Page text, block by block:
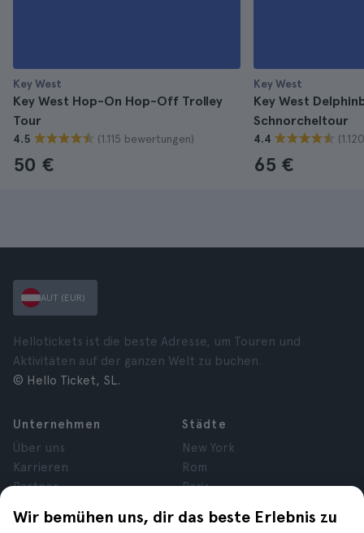
Key West
Key West Hop-On Hop-Off Trolley
Tour
4.5 (1.115 bewertungen)
50 €
Key West
Key West
Schnorcheltour
4.4
65 €
Wir bemühen uns, dir das beste Erlebnis zu
AUT (EUR)
Hellotickets ist die beste Adresse, um Touren und
Aktivitäten auf der ganzen Welt zu buchen.
© Hello Ticket, SL.
Unternehmen
Über uns
Karrieren
Partner
Datenschutz
Städte
New York
Rom
Paris
Granada